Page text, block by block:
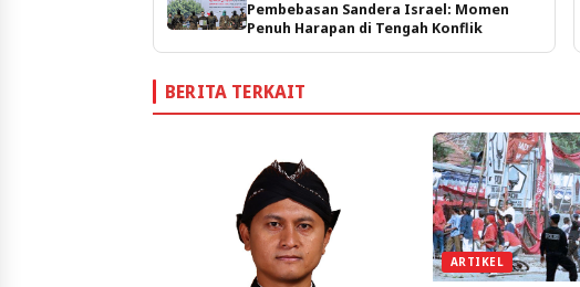
Pembebasan Sandera Israel: Momen
Penuh Harapan di Tengah Konflik
BERITA TERKAIT
ARTIKEL